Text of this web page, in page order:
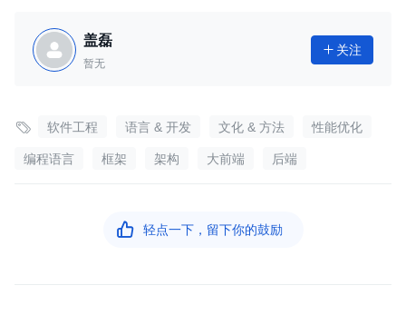
盖磊
暂无
 关注
 软件工程 语言 & 开发 文化 & 方法 性能优化
编程语言 框架 架构 大前端 后端
 轻点一下，留下你的鼓励